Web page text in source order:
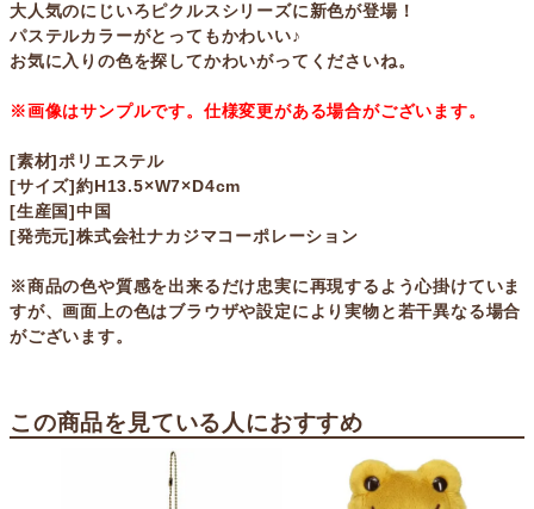
大人気のにじいろピクルスシリーズに新色が登場！
パステルカラーがとってもかわいい♪
お気に入りの色を探してかわいがってくださいね。
※画像はサンプルです。仕様変更がある場合がございます。
[素材]ポリエステル
[サイズ]約H13.5×W7×D4cm
[生産国]中国
[発売元]株式会社ナカジマコーポレーション
※商品の色や質感を出来るだけ忠実に再現するよう心掛けていま
すが、画面上の色はブラウザや設定により実物と若干異なる場合
がございます。
この商品を見ている人におすすめ